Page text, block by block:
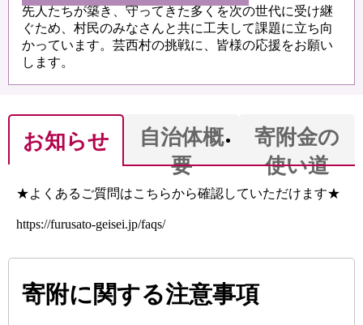
先人たちが築き、守ってきた多くを次の世代に受け継
ぐため、村民のみなさんと共に工夫して課題に立ち向
かっています。芸西村の挑戦に、皆様の応援をお願い
します。
お知らせ
★よくあるご質問はこちらから確認していただけます★
https://furusato-geisei.jp/faqs/
自治体概
要
寄附金の
使い道
寄附に関する注意事項